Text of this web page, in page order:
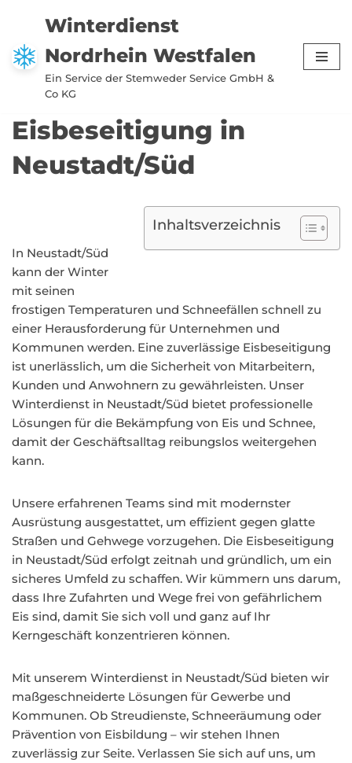
Zum
Inhalt
springen
Winterdienst
Nordrhein Westfalen
Ein Service der Stemweder Service GmbH &
Co KG
Eisbeseitigung in
Neustadt/Süd
Inhaltsverzeichnis
In Neustadt/Süd
kann der Winter
mit seinen
frostigen Temperaturen und Schneefällen schnell zu
einer Herausforderung für Unternehmen und
Kommunen werden. Eine zuverlässige Eisbeseitigung
ist unerlässlich, um die Sicherheit von Mitarbeitern,
Kunden und Anwohnern zu gewährleisten. Unser
Winterdienst in Neustadt/Süd bietet professionelle
Lösungen für die Bekämpfung von Eis und Schnee,
damit der Geschäftsalltag reibungslos weitergehen
kann.
Unsere erfahrenen Teams sind mit modernster
Ausrüstung ausgestattet, um effizient gegen glatte
Straßen und Gehwege vorzugehen. Die Eisbeseitigung
in Neustadt/Süd erfolgt zeitnah und gründlich, um ein
sicheres Umfeld zu schaffen. Wir kümmern uns darum,
dass Ihre Zufahrten und Wege frei von gefährlichem
Eis sind, damit Sie sich voll und ganz auf Ihr
Kerngeschäft konzentrieren können.
Mit unserem Winterdienst in Neustadt/Süd bieten wir
maßgeschneiderte Lösungen für Gewerbe und
Kommunen. Ob Streudienste, Schneeräumung oder
Prävention von Eisbildung – wir stehen Ihnen
zuverlässig zur Seite. Verlassen Sie sich auf uns, um